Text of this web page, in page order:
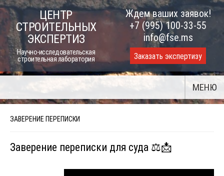
Skip
to
content
ЦЕНТР
СТРОИТЕЛЬНЫХ
ЭКСПЕРТИЗ
Научно-исследовательская
строительная лаборатория
Ждем ваших заявок!
+7 (995) 100-33-55
info@fse.ms
Заказать экспертизу
МЕНЮ
ЗАВЕРЕНИЕ ПЕРЕПИСКИ
Заверение переписки для суда ⚖📩